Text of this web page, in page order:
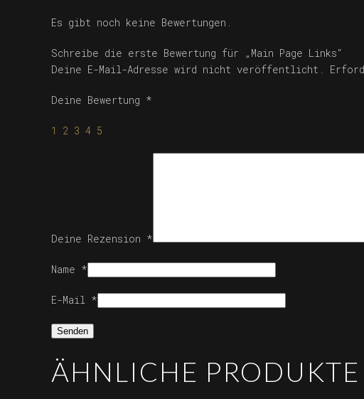
Es gibt noch keine Bewertungen.
Schreibe die erste Bewertung für „Main Page Links“
Deine E-Mail-Adresse wird nicht veröffentlicht.
Deine Bewertung *
1 2 3 4 5
Deine Rezension *
Name *
E-Mail *
ÄHNLICHE PRODUKTE